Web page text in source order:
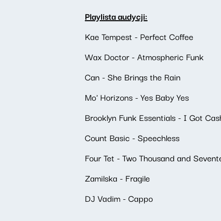
Playlista audycji:
Kae Tempest - Perfect Coffee
Wax Doctor - Atmospheric Funk
Can - She Brings the Rain
Mo' Horizons - Yes Baby Yes
Brooklyn Funk Essentials - I Got
Count Basic - Speechless
Four Tet - Two Thousand and
Zamilska - Fragile
DJ Vadim - Cappo